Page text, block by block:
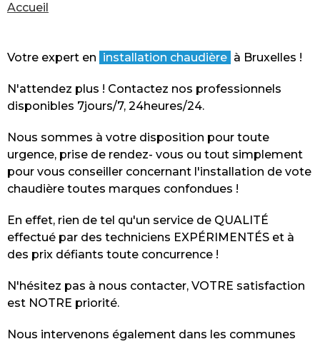
Vous
Accueil
Votre expert en installation chaudière à Bruxelles !
N'attendez p lus ! Contactez nos professionnels
disponibles 7jours/7, 24heures/24.
Nous sommes à votre disposition pour toute
urgence, prise de rendez- vous ou tout simplement
pour vous conseiller concernant l'installation de vote
chaudière toutes marques confondues !
En effet, rien de tel qu'un service de QUALITÉ
effectué par des techniciens EXPÉRIMENTÉS et à
des prix défiants toute concurrence !
N'hésitez pas à nous contacter, VOTRE satisfaction
est NOTRE priorité.
Nous intervenons également dans les communes